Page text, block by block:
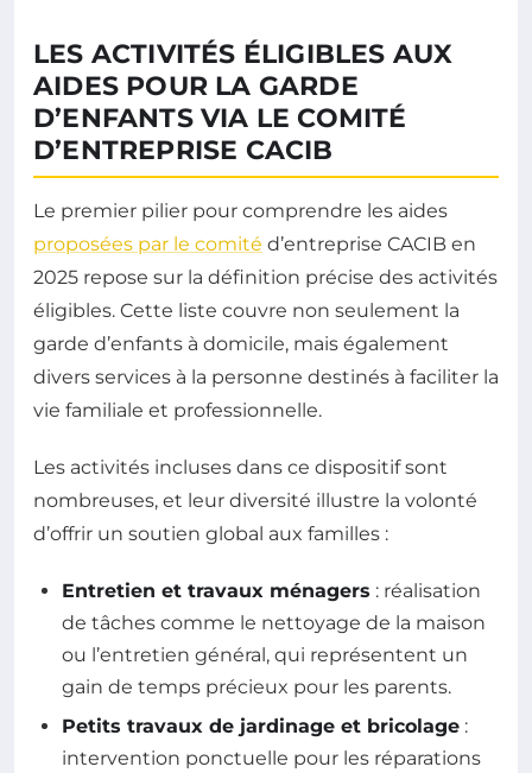
LES ACTIVITÉS ÉLIGIBLES AUX
AIDES POUR LA GARDE
D’ENFANTS VIA LE COMITÉ
D’ENTREPRISE CACIB
Le premier pilier pour comprendre les aides
proposées par le comité d’entreprise CACIB en
2025 repose sur la définition précise des activités
éligibles. Cette liste couvre non seulement la
garde d’enfants à domicile, mais également
divers services à la personne destinés à faciliter la
vie familiale et professionnelle.
Les activités incluses dans ce dispositif sont
nombreuses, et leur diversité illustre la volonté
d’offrir un soutien global aux familles :
Entretien et travaux ménagers : réalisation
de tâches comme le nettoyage de la maison
ou l’entretien général, qui représentent un
gain de temps précieux pour les parents.
Petits travaux de jardinage et bricolage :
intervention ponctuelle pour les réparations